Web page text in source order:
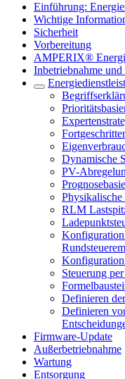
Einführung:
Wichtige
Sicherheit
Vorbereitung
AMPERIX®
Inbetriebnahme
Dynamische
PV-
RLM
Konfiguration
Konfiguration
Steuerung
Definieren
Definieren
Firmware-Update
Außerbetriebnahme
Wartung
Entsorgung